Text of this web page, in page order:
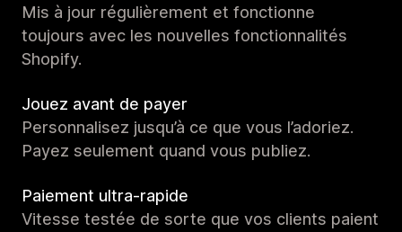
Mis à jour régulièrement et fonctionne
toujours avec les nouvelles fonctionnalités
Shopify.
Jouez avant de payer
Personnalisez jusqu’à ce que vous l’adoriez.
Payez seulement quand vous publiez.
Paiement ultra-rapide
Vitesse testée de sorte que vos clients paient